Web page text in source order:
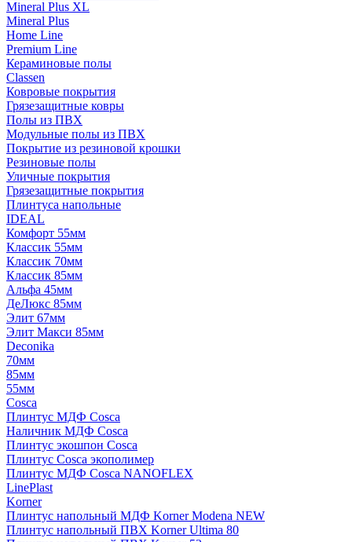
Mineral Plus XL
Mineral Plus
Home Line
Premium Line
Кераминовые полы
Classen
Ковровые покрытия
Грязезащитные ковры
Полы из ПВХ
Модульные полы из ПВХ
Покрытие из резиновой крошки
Резиновые полы
Уличные покрытия
Грязезащитные покрытия
Плинтуса напольные
IDEAL
Комфорт 55мм
Классик 55мм
Классик 70мм
Классик 85мм
Альфа 45мм
ДеЛюкс 85мм
Элит 67мм
Элит Макси 85мм
Deconika
70мм
85мм
55мм
Cosca
Плинтус МДФ Cosca
Наличник МДФ Cosca
Плинтус экошпон Cosca
Плинтус Cosca экополимер
Плинтус МДФ Cosca NANOFLEX
LinePlast
Korner
Плинтус напольный МДФ Korner Modena NEW
Плинтус напольный ПВХ Korner Ultima 80